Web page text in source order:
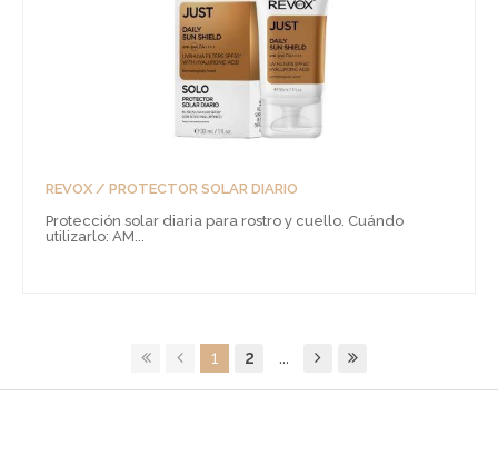
REVOX / PROTECTOR SOLAR DIARIO
Protección solar diaria para rostro y cuello. Cuándo
utilizarlo: AM...
1 2 ...